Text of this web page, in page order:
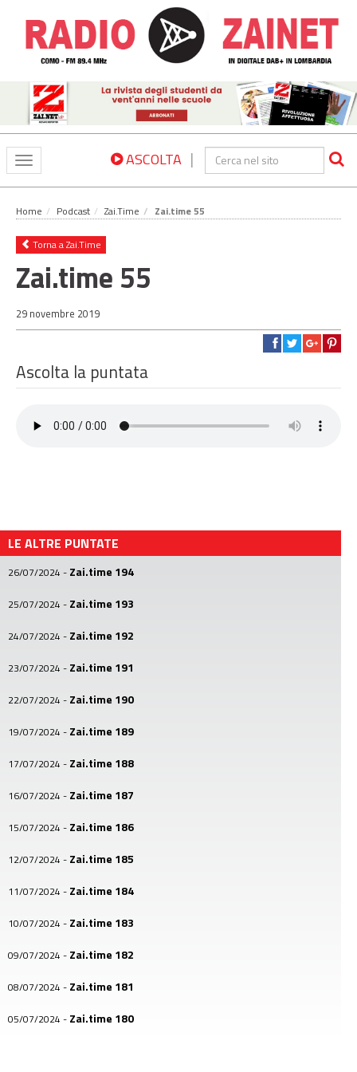
Toggle
navigation
ASCOLTA |
Home Podcast Zai.Time Zai.time 55
Torna a Zai.Time
Zai.time 55
29 novembre 2019
Ascolta la puntata
LE ALTRE PUNTATE
26/07/2024 - Zai.time 194
25/07/2024 - Zai.time 193
24/07/2024 - Zai.time 192
23/07/2024 - Zai.time 191
22/07/2024 - Zai.time 190
19/07/2024 - Zai.time 189
17/07/2024 - Zai.time 188
16/07/2024 - Zai.time 187
15/07/2024 - Zai.time 186
12/07/2024 - Zai.time 185
11/07/2024 - Zai.time 184
10/07/2024 - Zai.time 183
09/07/2024 - Zai.time 182
08/07/2024 - Zai.time 181
05/07/2024 - Zai.time 180